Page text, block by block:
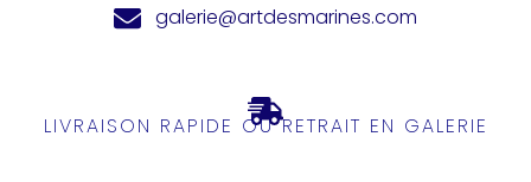
galerie@artdesmarines.com
LIVRAISON RAPIDE OU RETRAIT EN GALERIE